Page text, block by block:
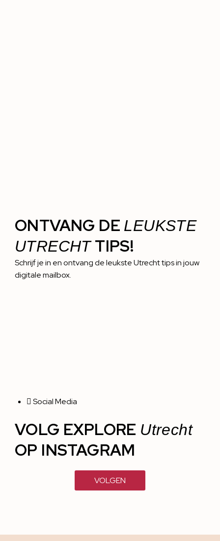
ONTVANG DE LEUKSTE
UTRECHTTIPS!
Schrijf je in en ontvang de leukste Utrecht tips in jouw
digitale mailbox.
Social Media
VOLG EXPLORE Utrecht
OP INSTAGRAM
VOLGEN